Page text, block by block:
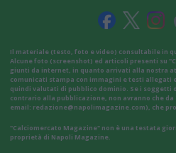
Il materiale (testo, foto e video) consultabile in
Alcune foto (screenshot) ed articoli presenti su
giunti da internet, in quanto arrivati alla nostra
comunicati stampa con immagini e testi
quindi valutati di pubblico dominio. Se i soggetti
contrario alla pubblicazione, non avranno che
email: redazione@napolimagazine.com), che
"Calciomercato Magazine" non è una testata
proprietà di Napoli Magazine.